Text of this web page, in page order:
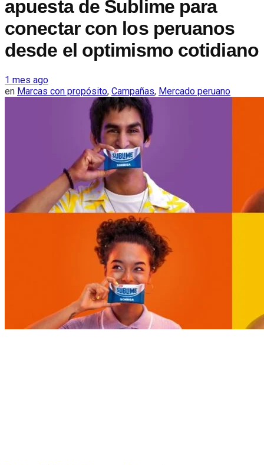
apuesta de Sublime para
conectar con los peruanos
desde el optimismo cotidiano
1 mes ago
en Marcas con propósito, Campañas, Mercado peruano